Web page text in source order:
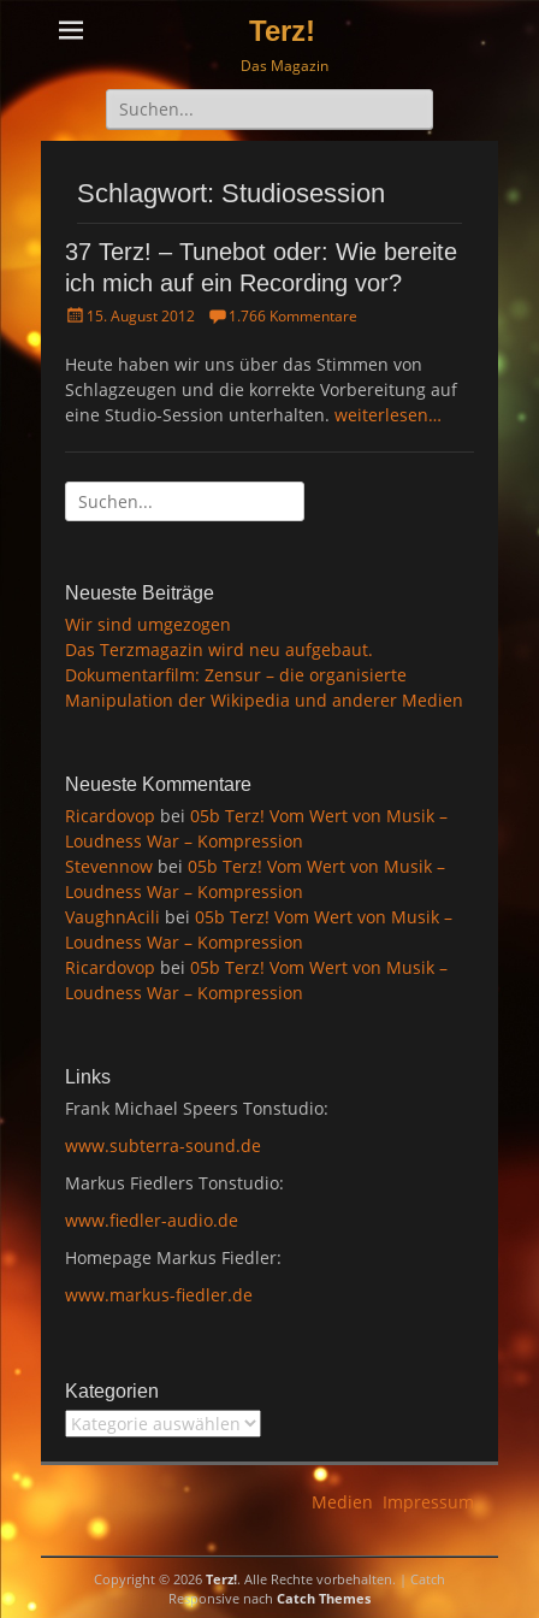
Terz!
Das Magazin
Suche
nach:
Schlagwort: Studiosession
37 Terz! – Tunebot oder: Wie bereite
ich mich auf ein Recording vor?
P
s
t
e
d
15. August 2012 1.766 Kommentare
Heute haben wir uns über das Stimmen von
Schlagzeugen und die korrekte Vorbereitung auf
eine Studio-Session unterhalten. weiterlesen…
Suche
nach:
Neueste Beiträge
Wir sind umgezogen
Das Terzmagazin wird neu aufgebaut.
Dokumentarfilm: Zensur – die organisierte
Manipulation der Wikipedia und anderer Medien
Neueste Kommentare
Ricardovop bei 05b Terz! Vom Wert von Musik –
Loudness War – Kompression
Stevennow bei 05b Terz! Vom Wert von Musik –
Loudness War – Kompression
VaughnAcili bei 05b Terz! Vom Wert von Musik –
Loudness War – Kompression
Ricardovop bei 05b Terz! Vom Wert von Musik –
Loudness War – Kompression
Links
Frank Michael Speers Tonstudio:
www.subterra-sound.de
Markus Fiedlers Tonstudio:
www.fiedler-audio.de
Homepage Markus Fiedler:
www.markus-fiedler.de
Kategorien
Kategorien
Medien Impressum
Copyright © 2026 Terz!. Alle Rechte vorbehalten. | Catch
Responsive nach Catch Themes